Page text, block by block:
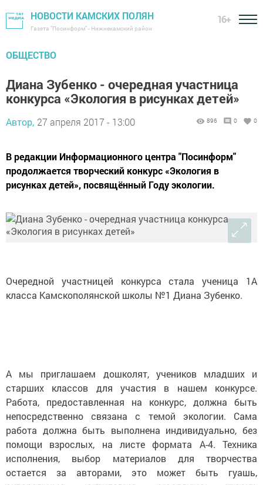
НОВОСТИ КАМСКИХ ПОЛЯН
Газета "Посинформ" - Нижнекамский район
16+
ОБЩЕСТВО
Диана Зубенко - очередная участница
конкурса «Экология в рисунках детей»
Автор, 27 апреля 2017 - 13:00 896 0 0
В редакции Информационного центра "Посинформ"
продолжается творческий конкурс «Экология в
рисунках детей», посвящённый Году экологии.
Очередной участницей конкурса стала ученица 1А
класса Камскополянской школы №1 Диана Зубенко.
А мы приглашаем дошколят, учеников младших и
старших классов для участия в нашем конкурсе.
Работа, предоставленная на конкурс, должна быть
непосредственно связана с темой экологии. Сама
работа должна быть выполнена индивидуально, без
помощи взрослых, на листе формата А-4. Техника
исполнения, выбор материалов для творчества
остается за авторами, это может быть гуашь,